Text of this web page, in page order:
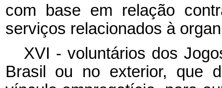
com base em relação
serviços relacionados à
XVI - voluntários dos
Brasil ou no exterior, que